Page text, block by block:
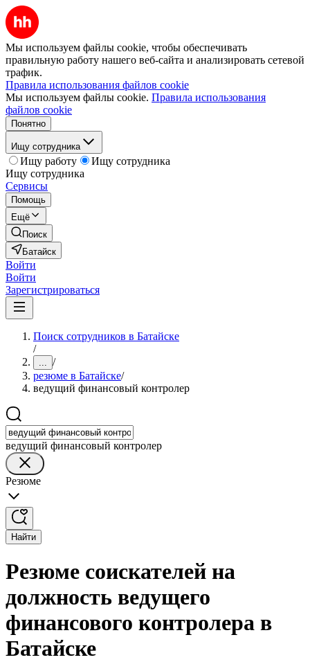
Мы используем файлы cookie, чтобы обеспечивать
правильную работу нашего веб-сайта и анализировать сетевой
трафик.
Правила использования файлов cookie
Мы используем файлы cookie. Правила использования
файлов cookie
Понятно
Ищу сотрудника
Ищу работу
Ищу сотрудника
Ищу сотрудника
Сервисы
Помощь
Ещё
Поиск
Батайск
Войти
Войти
Зарегистрироваться
Поиск сотрудников в Батайске
/
... /
резюме в Батайске/
ведущий финансовый контролер
ведущий финансовый контролер
Резюме
Найти
Резюме соискателей на
должность ведущего
финансового контролера в
Батайске